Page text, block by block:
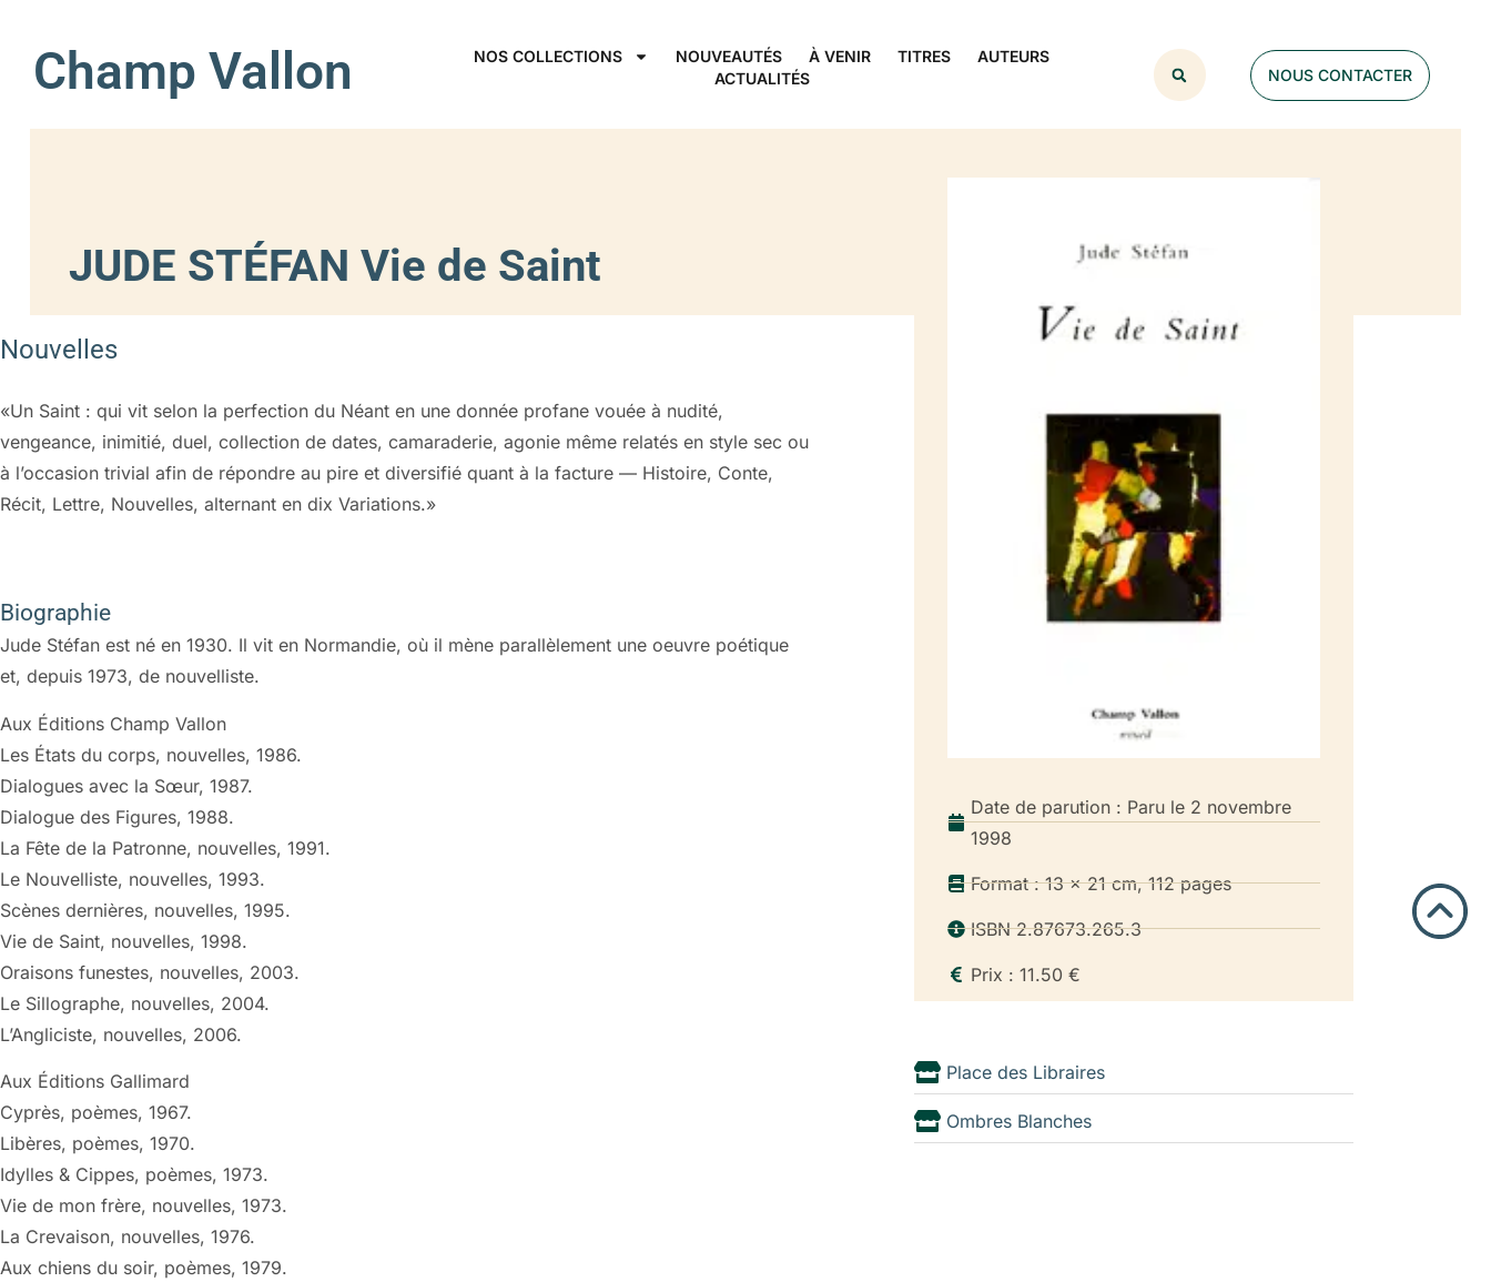
Champ Vallon NOS COLLECTIONS NOUVEAUTÉS À VENIR TITRES
AUTEURS
ACTUALITÉS
NOUS CONTACTER
JUDE STÉFAN Vie de Saint
Nouvelles
«Un Saint : qui vit selon la perfection du Néant en une donnée profane vouée à nudité,
vengeance, inimitié, duel, collection de dates, camaraderie, agonie même relatés en style sec ou
à l’occasion trivial afin de répondre au pire et diversifié quant à la facture — Histoire, Conte,
Récit, Lettre, Nouvelles, alternant en dix Variations.»
Biographie
Jude Stéfan est né en 1930. Il vit en Normandie, où il mène parallèlement une oeuvre poétique
et, depuis 1973, de nouvelliste.
Aux Éditions Champ Vallon
Les États du corps, nouvelles, 1986.
Dialogues avec la Sœur, 1987.
Dialogue des Figures, 1988.
La Fête de la Patronne, nouvelles, 1991.
Le Nouvelliste, nouvelles, 1993.
Scènes dernières, nouvelles, 1995.
Vie de Saint, nouvelles, 1998.
Oraisons funestes, nouvelles, 2003.
Le Sillographe, nouvelles, 2004.
L’Angliciste, nouvelles, 2006.
Aux Éditions Gallimard
Cyprès, poèmes, 1967.
Libères, poèmes, 1970.
Idylles & Cippes, poèmes, 1973.
Vie de mon frère, nouvelles, 1973.
La Crevaison, nouvelles, 1976.
Aux chiens du soir, poèmes, 1979.
Date de parution : Paru le 2 novembre
1998
Format : 13 x 21 cm, 112 pages
ISBN 2.87673.265.3
Prix : 11.50 €
Place des Libraires
Ombres Blanches